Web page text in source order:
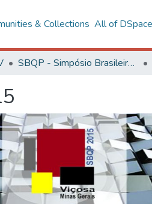
& Collections All of DSpace
SBQP - Simpósio Brasileiro de Qualidade do Projeto no Ambiente Construído